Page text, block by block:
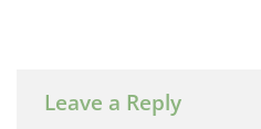
Leave a Reply